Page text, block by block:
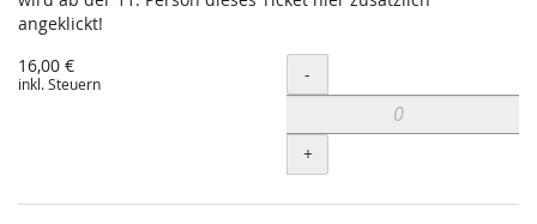
angeklickt!
16,00 €
inkl. Steuern Menge
-
+